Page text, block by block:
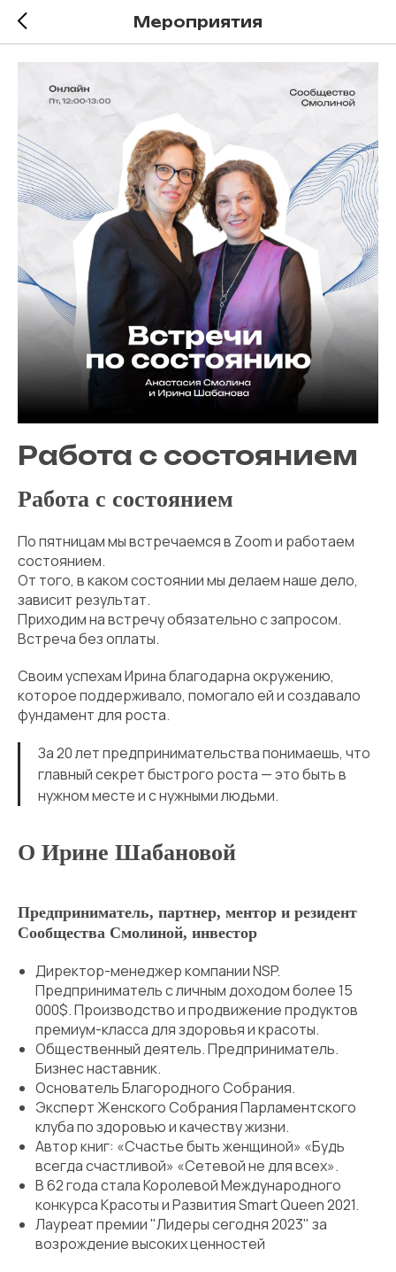
Мероприятия
Работа с состоянием
Работа с состоянием
По пятницам мы встречаемся в Zoom и работаем
состоянием.
От того, в каком состоянии мы делаем наше дело,
зависит результат.
Приходим на встречу обязательно с запросом.
Встреча без оплаты.
Своим успехам Ирина благодарна окружению,
которое поддерживало, помогало ей и создавало
фундамент для роста.
За 20 лет предпринимательства понимаешь, что
главный секрет быстрого роста — это быть в
нужном месте и с нужными людьми.
О Ирине Шабановой
Предприниматель, партнер, ментор и резидент
Сообщества Смолиной, инвестор
Директор-менеджер компании NSP.
Предприниматель с личным доходом более 15
000$. Производство и продвижение продуктов
премиум-класса для здоровья и красоты.
Общественный деятель. Предприниматель.
Бизнес наставник.
Основатель Благородного Собрания.
Эксперт Женского Собрания Парламентского
клуба по здоровью и качеству жизни.
Автор книг: «Счастье быть женщиной» «Будь
всегда счастливой» «Сетевой не для всех».
В 62 года стала Королевой Международного
конкурса Красоты и Развития Smart Queen 2021.
Лауреат премии "Лидеры сегодня 2023" за
возрождение высоких ценностей